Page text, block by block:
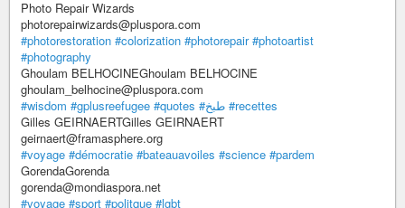
Photo Repair Wizards
photorepairwizards@pluspora.com
#photorestoration #colorization #photorepair #photoartist
#photography
Ghoulam BELHOCINEGhoulam BELHOCINE
ghoulam_belhocine@pluspora.com
#wisdom #gplusreefugee #quotes #طبخ #recettes
Gilles GEIRNAERTGilles GEIRNAERT
geirnaert@framasphere.org
#voyage #démocratie #bateauavoiles #science #pardem
GorendaGorenda
gorenda@mondiaspora.net
#voyage #sport #politque #lgbt